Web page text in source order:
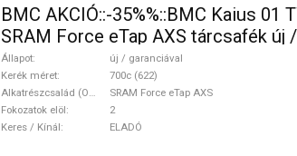
BMC AKCIÓ::-35%%::BMC Kaius 01 TWO Sram Force eTap(54 Gravel / CX
SRAM Force eTap AXS tárcsafék új
Állapot
új / garanciával
Kerék méret
700c (622)
Alkatrészcsalád (Outi)
SRAM Force eTap AXS
Fokozatok elöl
2
Keres / Kínál
ELADÓ